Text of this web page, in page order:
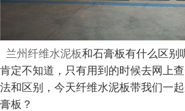
兰州纤维水泥板和石膏板有什么区别
肯定不知道，只有用到的时候去网上
法和区别，今天纤维水泥板带我们一
膏板？